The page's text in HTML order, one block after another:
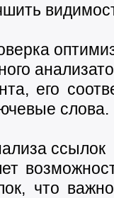
его
слова.
ссылок
что